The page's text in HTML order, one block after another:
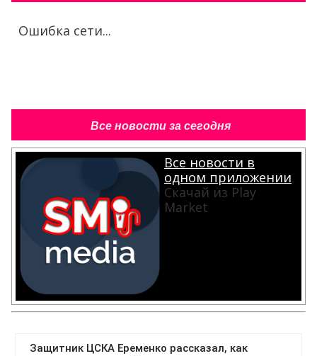
Ошибка сети...
Все новости за сегодня
Все новости в
одном приложении
Скачай из Play
Market